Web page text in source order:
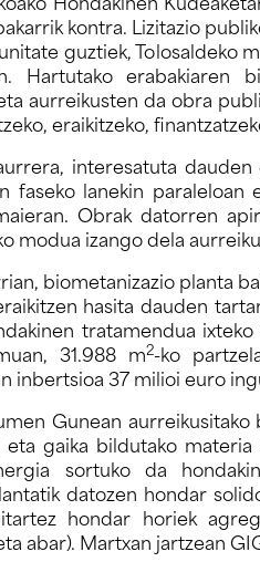
Hondakinen
kontra. Lizitazio
guztiek, Tolosaldeko
Hartutako
aurreikusten da obra
eraikitzeko,
interesatuta
faseko lanekin
Obrak datorren
modua izango dela
biometanizazio planta
hasita dauden
tratamendua
31.988 m2-ko
inbertsioa 37 milioi euro
Gunean
eta gaika bildutako
sortuko da
datozen hondar
hondar horiek
abar). Martxan jartzean